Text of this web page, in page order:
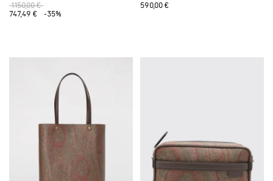
1150,00 €
747,49 €
-35%
590,00 €